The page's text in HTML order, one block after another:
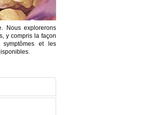
Nous explorerons
y compris la façon
et les